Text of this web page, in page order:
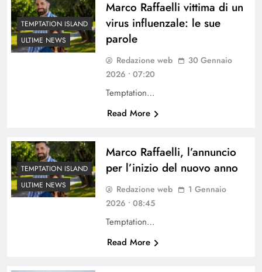
TEMPTATION ISLAND
ULTIME NEWS
Marco Raffaelli vittima di un
virus influenzale: le sue
parole
Redazione web
30 Gennaio
2026 • 07:20
Temptation…
Read More
TEMPTATION ISLAND
ULTIME NEWS
Marco Raffaelli, l’annuncio
per l’inizio del nuovo anno
Redazione web
1 Gennaio
2026 • 08:45
Temptation…
Read More